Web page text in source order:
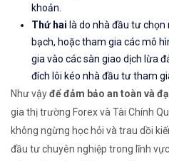
khoản.
Thứ hai là do nhà đầu tư
bạch, hoặc tham gia các mô
gia vào các sàn giao dịch lừa
đích lôi kéo nhà đầu tư tham
Như vậyđể đảm bảo an toàn và
gia thị trường Forex và Tài Chính
không ngừng học hỏi và trau dồi
đầu tư chuyên nghiệp trong lĩnh